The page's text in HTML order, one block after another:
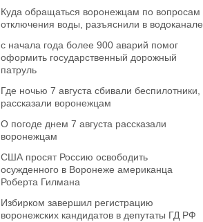
Куда обращаться воронежцам по вопросам
отключения воды, разъяснили в водоканале
с начала года более 900 аварий помог
оформить государственный дорожный
патруль
Где ночью 7 августа сбивали беспилотники,
рассказали воронежцам
О погоде днем 7 августа рассказали
воронежцам
США просят Россию освободить
осужденного в Воронеже американца
Роберта Гилмана
Избирком завершил регистрацию
воронежских кандидатов в депутаты ГД РФ